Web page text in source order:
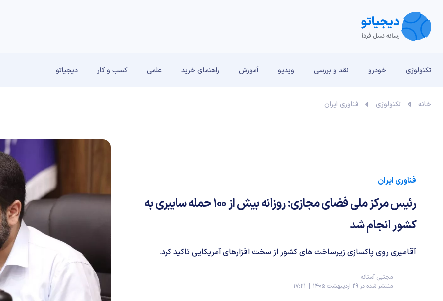
تکنولوژی خودرو نقد و بررسی‌ ویدیو آموزش راهنمای خرید علمی کسب و کار دیجیاتو
خانه تکنولوژی فناوری ایران
فناوری ایران
رئیس مرکز ملی فضای مجازی: روزانه بیش از ۱۰۰ حمله سایبری به
کشور انجام شد
آقامیری روی پاکسازی زیرساخت های کشور از سخت افزارهای آمریکایی تاکید کرد.
مجتبی آستانه
منتشر شده در 29 اردیبهشت 1405 | 17:21